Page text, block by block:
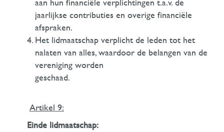
jaarlijkse contributies en overige financiële
afspraken.
Het lidmaatschap verplicht de leden tot het
nalaten van alles, waardoor de belangen van de
vereniging worden
Artikel 9:
Einde lidmaatschap: